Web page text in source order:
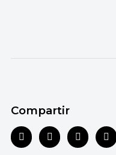
Compartir